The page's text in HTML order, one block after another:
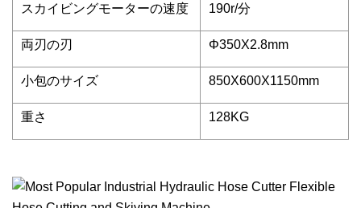
スカイビングモーターの速度 190r/分
両刃の刃 Φ350X2.8mm
小包のサイズ 850X600X1150mm
重さ 128KG